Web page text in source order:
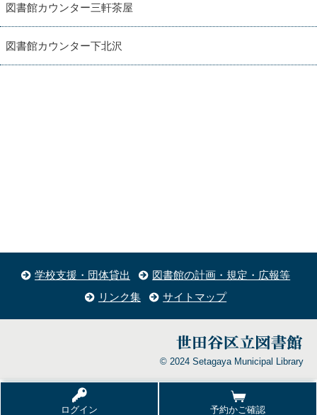
ログイン 予約かご確認
図書館カウンター三軒茶屋
図書館カウンター下北沢
学校支援・団体貸出
図書館の計画・規定・広報等
リンク集
サイトマップ
© 2024 Setagaya Municipal Library